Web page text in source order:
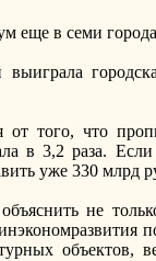
еще в семи
от того, что
в 3,2 раза.
уже 330 млрд
не
объектов,